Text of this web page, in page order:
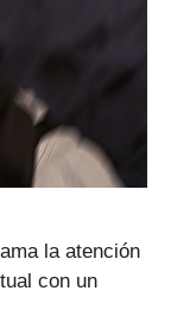
la atención
con un